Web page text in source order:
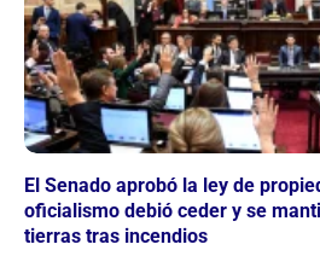
El Senado aprobó la ley de
oficialismo debió ceder y se
tierras tras incendios